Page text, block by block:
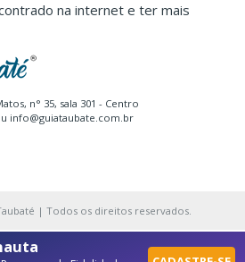
n° 35, sala 301 - Centro
info@guiataubate.com.br
na internet e ter mais
| Todos os direitos reservados.